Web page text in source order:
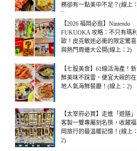
務卻有一點美中不足？(線上：
3)
【2026 福岡必逛】Nintendo
FUKUOKA 攻略：不只有瑪利
歐！皮克敏迷必衝的限定驚喜
與熱門周邊大公開(線上：2)
【七股美食】61線活海產！新
鮮美味不踩雷，便宜大碗的在
地人氣海鮮餐廳！(線上：2)
【太宰府必買】走進「遊膳」
客製一雙專屬刻名筷，收藏福
岡旅行的最溫暖記憶！(線上：
2)